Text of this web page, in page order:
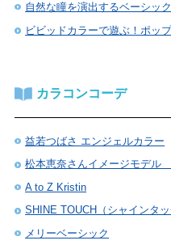
自然な瞳を演出するベーシッ
ビビッドカラーで遊ぶ！ポッ
カラコンコーデ
益若つばさ エンジェルカラー
松本恵奈さんイメージモデ
A to Z Kristin
SHINE TOUCH（シャインタッ
メリーベーシック